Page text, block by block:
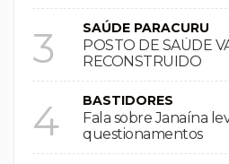
3 SAÚDE PARACURU
POSTO DE SAÚDE
RECONSTRUIDO
4 BASTIDORES
Fala sobre Janaína
questionamentos